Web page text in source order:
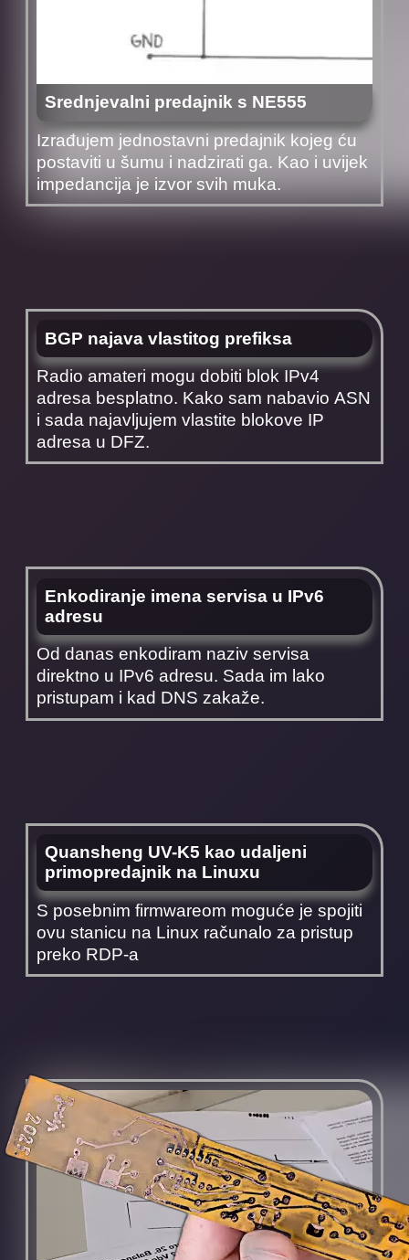
Srednjevalni predajnik s NE555
Izrađujem jednostavni predajnik kojeg ću
postaviti u šumu i nadzirati ga. Kao i uvijek
impedancija je izvor svih muka.
BGP najava vlastitog prefiksa
Radio amateri mogu dobiti blok IPv4
adresa besplatno. Kako sam nabavio ASN
i sada najavljujem vlastite blokove IP
adresa u DFZ.
Enkodiranje imena servisa u IPv6
adresu
Od danas enkodiram naziv servisa
direktno u IPv6 adresu. Sada im lako
pristupam i kad DNS zakaže.
Quansheng UV-K5 kao udaljeni
primopredajnik na Linuxu
S posebnim firmwareom moguće je spojiti
ovu stanicu na Linux računalo za pristup
preko RDP-a